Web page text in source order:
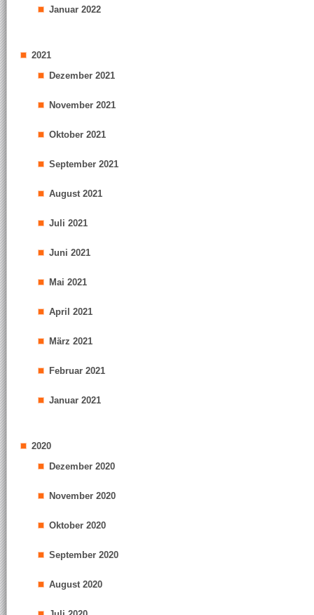
Januar 2022
2021
Dezember 2021
November 2021
Oktober 2021
September 2021
August 2021
Juli 2021
Juni 2021
Mai 2021
April 2021
März 2021
Februar 2021
Januar 2021
2020
Dezember 2020
November 2020
Oktober 2020
September 2020
August 2020